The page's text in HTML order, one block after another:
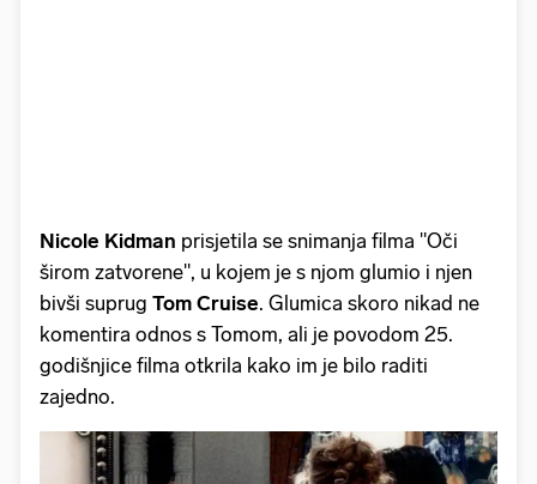
Nicole Kidman prisjetila se snimanja filma "Oči
širom zatvorene", u kojem je s njom glumio i njen
bivši suprug Tom Cruise. Glumica skoro nikad ne
komentira odnos s Tomom, ali je povodom 25.
godišnjice filma otkrila kako im je bilo raditi
zajedno.